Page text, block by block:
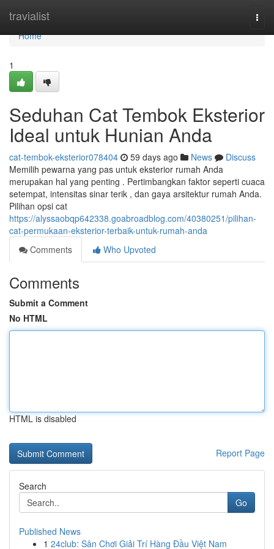
travialist
Home
Home
1
Seduhan Cat Tembok Eksterior
Ideal untuk Hunian Anda
cat-tembok-eksterior078404 59 days ago News
Discuss
Memilih pewarna yang pas untuk eksterior rumah Anda
merupakan hal yang penting . Pertimbangkan faktor seperti cuaca
setempat, intensitas sinar terik , dan gaya arsitektur rumah Anda.
Pilihan opsi cat
https://alyssaobqp642338.goabroadblog.com/40380251/pilihan-
cat-permukaan-eksterior-terbaik-untuk-rumah-anda
Comments
Who Upvoted
Comments
Submit a Comment
No HTML
HTML is disabled
Report Page
Search
Go
Published News
1 24club: Sân Chơi Giải Trí Hàng Đầu Việt Nam